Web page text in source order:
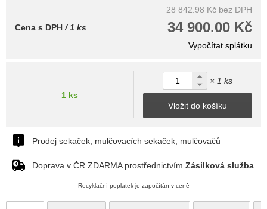
28 842.98 Kč bez DPH
34 900.00 Kč
Cena s DPH / 1 ks
Vypočítat splátku
1 ks
× 1 ks
Vložit do košíku
Prodej sekaček, mulčovacích sekaček, mulčovačů
Doprava v ČR ZDARMA prostřednictvím Zásilková služba
Recyklační poplatek je započítán v ceně